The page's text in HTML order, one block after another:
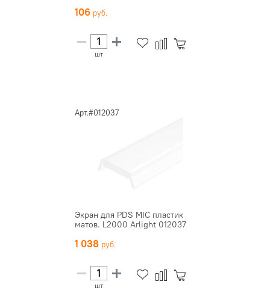
106
шт
Арт.#012037
Экран для PDS MIC пластик
матов. L2000 Arlight 012037
1 038
шт